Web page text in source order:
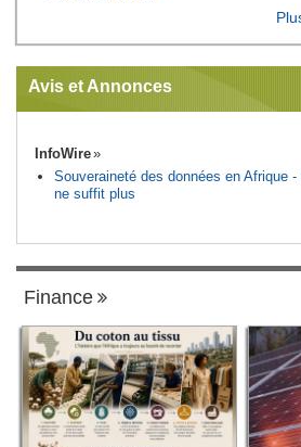
Avis et Annonces
InfoWire
Souveraineté des données en Afrique
ne suffit plus
Finance